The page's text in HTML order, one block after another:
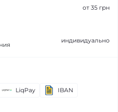
от 35 грн
индивидуально
LiqPay
IBAN